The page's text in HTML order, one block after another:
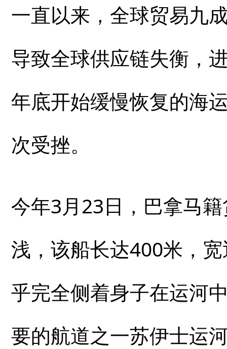
一直以来，全球贸易九
导致全球供应链失衡，
年底开始缓慢恢复的海
次受挫。
今年3月23日，巴拿马
浅，该船长达400米，
乎完全侧着身子在运河
要的航道之一苏伊士运